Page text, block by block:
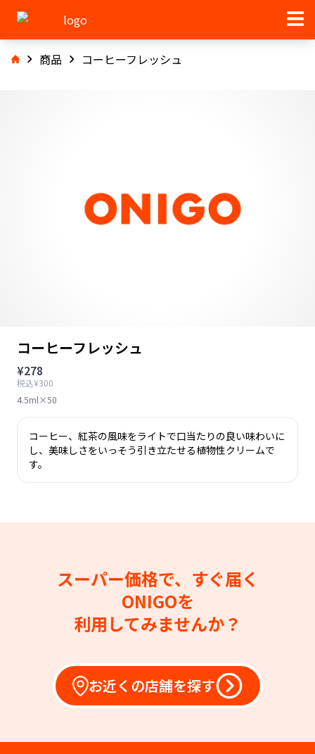
商品 コーヒーフレッシュ
コーヒーフレッシュ
¥278
税込¥300
4.5ml×50
コーヒー、紅茶の風味をライトで口当たりの良い味わいに
し、美味しさをいっそう引き立たせる植物性クリームで
す。
スーパー価格で、すぐ届く
ONIGOを
利用してみませんか？
お近くの店舗を探す